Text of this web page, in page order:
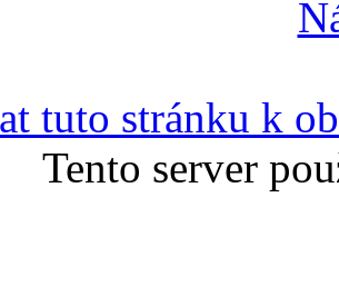
tuto stránku k
Tento server